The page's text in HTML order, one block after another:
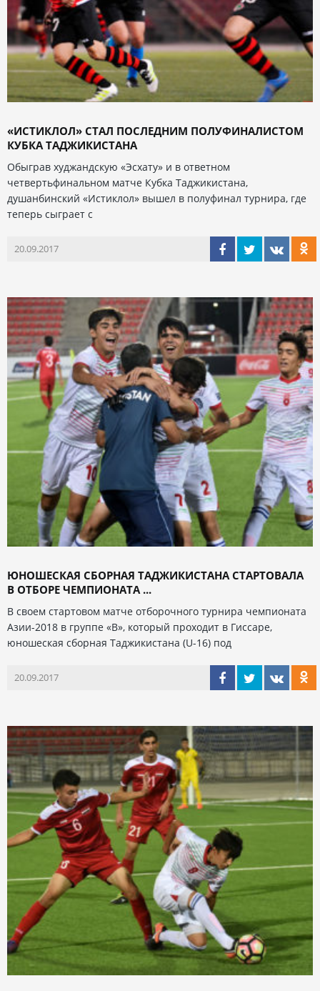
«ИСТИКЛОЛ» СТАЛ ПОСЛЕДНИМ ПОЛУФИНАЛИСТОМ
КУБКА ТАДЖИКИСТАНА
Обыграв худжандскую «Эсхату» и в ответном
четвертьфинальном матче Кубка Таджикистана,
душанбинский «Истиклол» вышел в полуфинал турнира, где
теперь сыграет с
20.09.2017
ЮНОШЕСКАЯ СБОРНАЯ ТАДЖИКИСТАНА СТАРТОВАЛА
В ОТБОРЕ ЧЕМПИОНАТА ...
В своем стартовом матче отборочного турнира чемпионата
Азии-2018 в группе «В», который проходит в Гиссаре,
юношеская сборная Таджикистана (U-16) под
20.09.2017